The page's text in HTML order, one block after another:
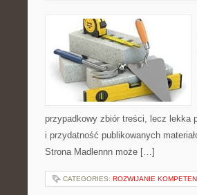
przypadkowy zbiór treści, lecz lekka
i przydatność publikowanych
Strona Madlennn może […]
CATEGORIES: ROZWIJANIE